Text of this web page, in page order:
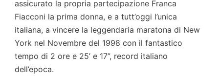
assicurato la propria partecipazione Franca
Fiacconi la prima donna, e a tutt’oggi l’unica
italiana, a vincere la leggendaria maratona di New
York nel Novembre del 1998 con il fantastico
tempo di 2 ore e 25’ e 17”, record italiano
dell’epoca.